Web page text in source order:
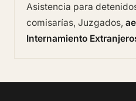
Asistencia para
comisarías, Juzgados,
Internamiento